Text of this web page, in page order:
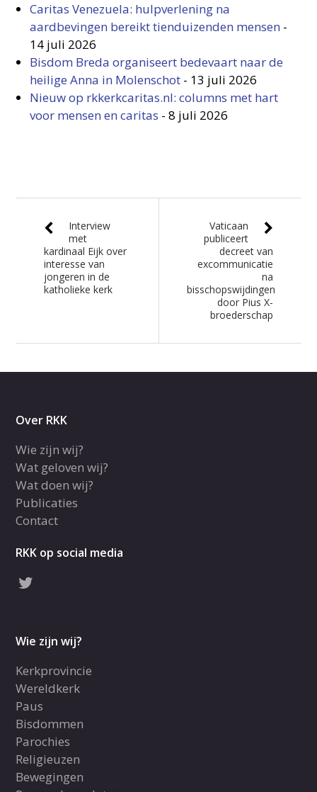
Caritas Venezuela: hulpverlening na
aardbevingen bereikt tienduizenden mensen -
14 juli 2026
Bisdom Breda organiseert bedevaart naar de
heilige Anna in Molenschot - 13 juli 2026
Nieuw op rkkerkcaritas.nl: columns met hart
voor mensen en caritas -8 juli 2026
Interview
met
kardinaal Eijk over
interesse van
jongeren in de
katholieke kerk
Vaticaan
publiceert
decreet van
excommunicatie
na
bisschopswijdingen
door Pius X-
broederschap
Over RKK
Wie zijn wij?
Wat geloven wij?
Wat doen wij?
Publicaties
Contact
RKK op social media
Wie zijn wij?
Kerkprovincie
Wereldkerk
Paus
Bisdommen
Parochies
Religieuzen
Bewegingen